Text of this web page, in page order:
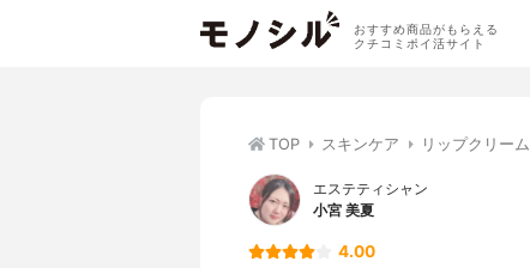
おすすめ商品がもらえる
クチコミポイ活サイト
TOP スキンケア リップクリーム
エステティシャン
小宮 美夏
4.00